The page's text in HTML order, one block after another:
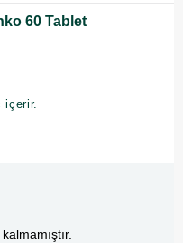
60 Tablet
içerir.